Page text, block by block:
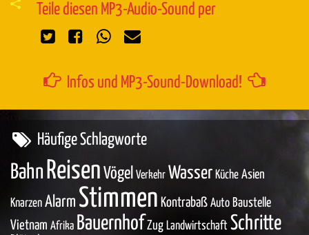
Teile diesen MP3-Audio-Sound per
Infos und MP3-Sound-Download!
Häufige Schlagworte
Bahn Reisen Vögel Verkehr Wasser Küche Asien
Knarzen Alarm Stimmen Kontrabaß Auto Baustelle
Vietnam Afrika Bauernhof Zug Landwirtschaft Schritte